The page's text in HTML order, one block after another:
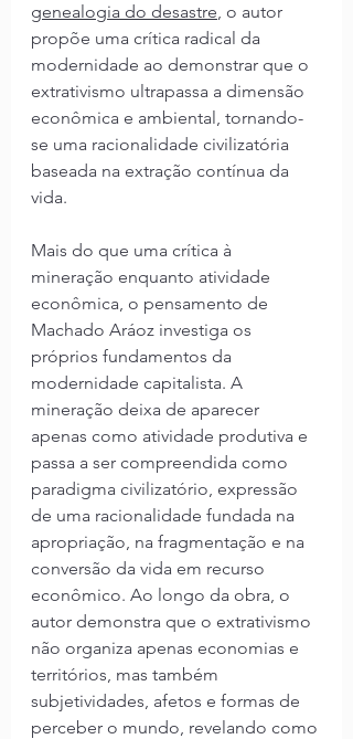
genealogia do desastre, o autor
propõe uma crítica radical da
modernidade ao demonstrar que o
extrativismo ultrapassa a dimensão
econômica e ambiental, tornando-
se uma racionalidade civilizatória
baseada na extração contínua da
vida.
Mais do que uma crítica à
mineração enquanto atividade
econômica, o pensamento de
Machado Aráoz investiga os
próprios fundamentos da
modernidade capitalista. A
mineração deixa de aparecer
apenas como atividade produtiva e
passa a ser compreendida como
paradigma civilizatório, expressão
de uma racionalidade fundada na
apropriação, na fragmentação e na
conversão da vida em recurso
econômico. Ao longo da obra, o
autor demonstra que o extrativismo
não organiza apenas economias e
territórios, mas também
subjetividades, afetos e formas de
perceber o mundo, revelando como